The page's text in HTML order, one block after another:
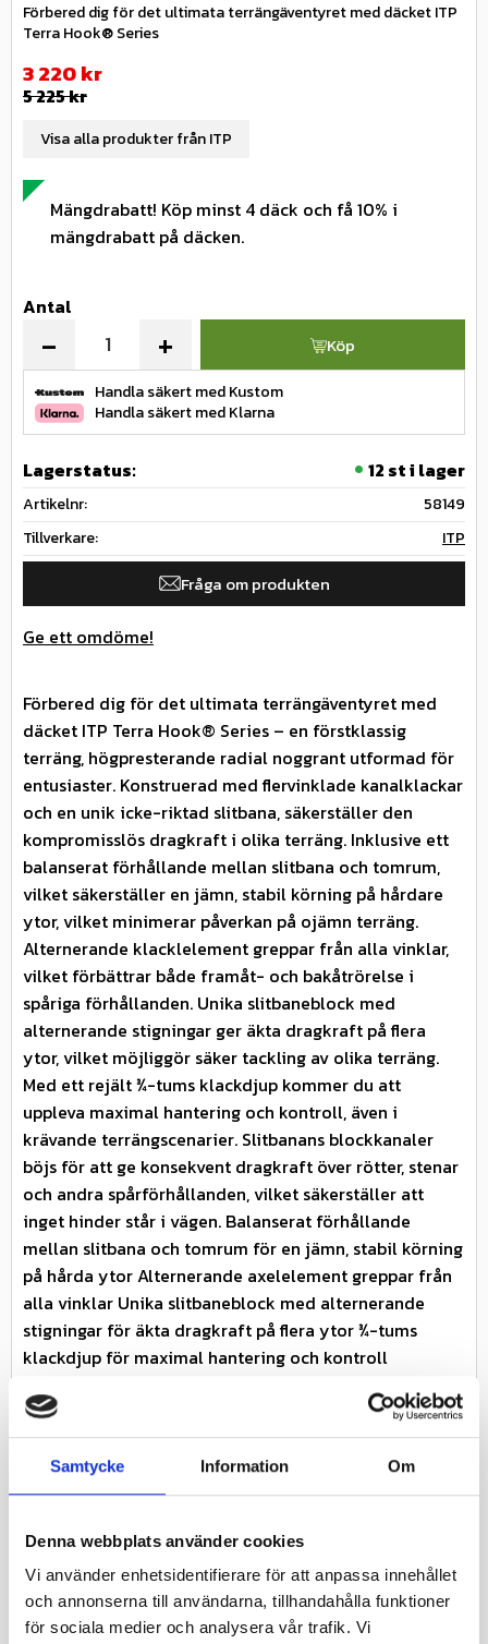
Samtycke Information Om
Denna webbplats använder cookies
Vi använder enhetsidentifierare för att anpassa innehållet
och annonserna till användarna, tillhandahålla funktioner
för sociala medier och analysera vår trafik. Vi
Förbered dig för det ultimata terrängäventyret med däcket ITP
Terra Hook® Series
Mängdrabatt! Köp minst 4 däck och få 10% i
mängdrabatt på däcken.
Nedsatt pris:
3 220kr
Ordinarie pris:
5 225kr
Antal
+
- Köp
Handla säkert med Kustom
Handla säkert med Klarna
Lagerstatus 12 st i lager
Artikelnr
58149
Tillverkare
ITP
Fråga om produkten
Visa alla produkter från ITP
Ge ett omdöme!
Förbered dig för det ultimata terrängäventyret med
däcket ITP Terra Hook® Series – en förstklassig
terräng, högpresterande radial noggrant utformad för
entusiaster. Konstruerad med flervinklade kanalklackar
och en unik icke-riktad slitbana, säkerställer den
kompromisslös dragkraft i olika terräng. Inklusive ett
balanserat förhållande mellan slitbana och tomrum,
vilket säkerställer en jämn, stabil körning på hårdare
ytor, vilket minimerar påverkan på ojämn terräng.
Alternerande klacklelement greppar från alla vinklar,
vilket förbättrar både framåt- och bakåtrörelse i
spåriga förhållanden. Unika slitbaneblock med
alternerande stigningar ger äkta dragkraft på flera
ytor, vilket möjliggör säker tackling av olika terräng.
Med ett rejält ¾-tums klackdjup kommer du att
uppleva maximal hantering och kontroll, även i
krävande terrängscenarier. Slitbanans blockkanaler
böjs för att ge konsekvent dragkraft över rötter, stenar
och andra spårförhållanden, vilket säkerställer att
inget hinder står i vägen. Balanserat förhållande
mellan slitbana och tomrum för en jämn, stabil körning
på hårda ytor Alternerande axelelement greppar från
alla vinklar Unika slitbaneblock med alternerande
stigningar för äkta dragkraft på flera ytor ¾-tums
klackdjup för maximal hantering och kontroll
dragkraft över rötter, stenar och andra
spårförhållanden Suverän dragkraft på frodiga stigar
och mjuk terräng
Specifikationer
Nästa inkommande
leveransdatum
-
Miljöavgift
Miljöavgift 25 kr inkl
moms ingår i priset